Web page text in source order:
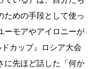
ための手段として使っ
ーモアやアイロニーが
カップ』ロシア大会
に先ほど話した「何か